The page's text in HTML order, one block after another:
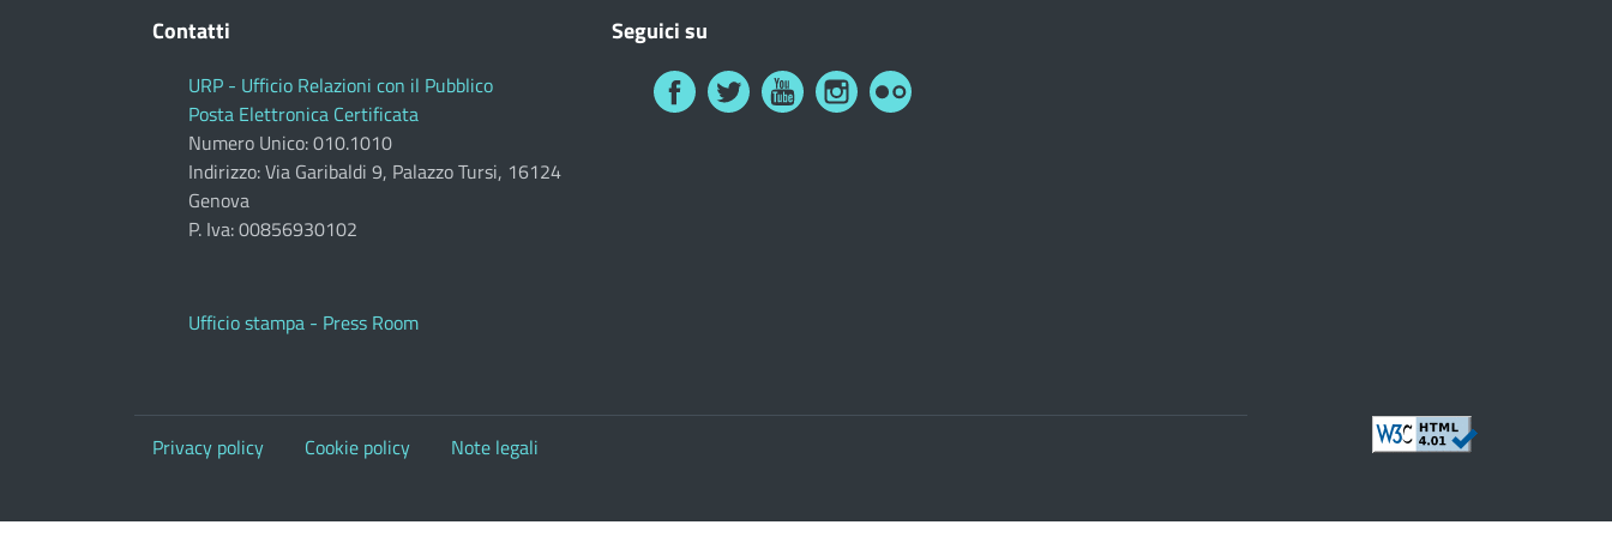
Contatti
URP - Ufficio Relazioni con il Pubblico
Posta Elettronica Certificata
Numero Unico: 010.1010
Indirizzo: Via Garibaldi 9, Palazzo Tursi, 16124
Genova
P. Iva: 00856930102
Ufficio stampa - Press Room
Seguici su
Privacy policy Cookie policy Note legali